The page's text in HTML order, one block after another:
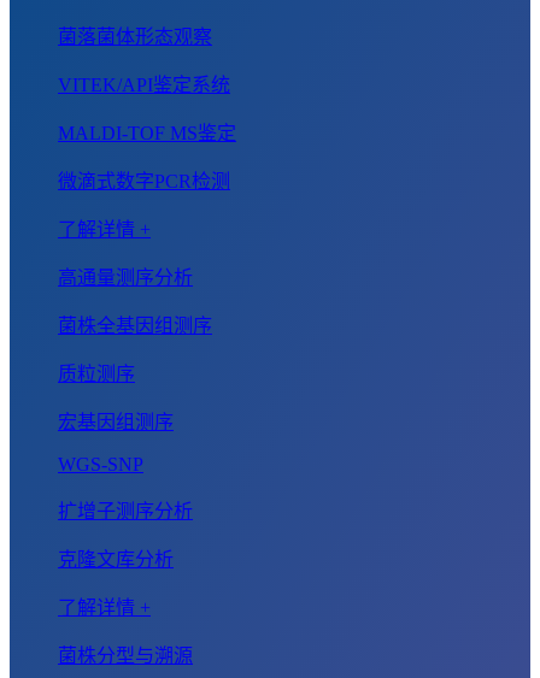
菌落菌体形态观察
VITEK/API鉴定系统
MALDI-TOF MS鉴定
微滴式数字PCR检测
了解详情 +
高通量测序分析
菌株全基因组测序
质粒测序
宏基因组测序
WGS-SNP
扩增子测序分析
克隆文库分析
了解详情 +
菌株分型与溯源